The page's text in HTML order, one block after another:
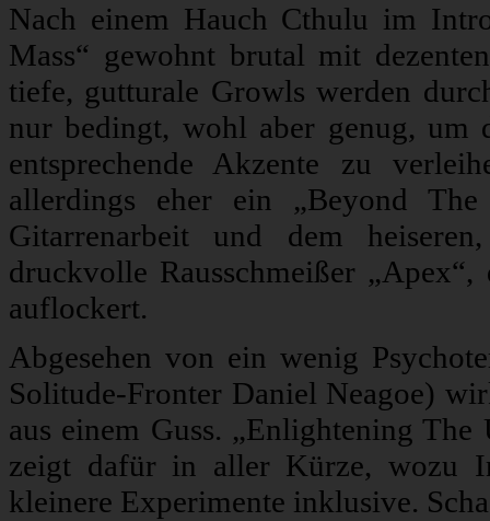
Nach einem Hauch Cthulu im
Mass“ gewohnt brutal mit
tiefe, gutturale Growls werden
nur bedingt, wohl aber genug, um
entsprechende Akzente zu
allerdings eher ein „Beyond
Gitarrenarbeit und dem
druckvolle Rausschmeißer
auflockert.
Abgesehen von ein wenig
Solitude-Fronter Daniel Neagoe)
aus einem Guss. „Enlightening
zeigt dafür in aller Kürze, wozu
kleinere Experimente inklusive.